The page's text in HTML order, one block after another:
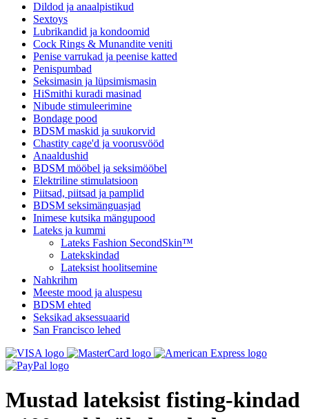
Dildod ja anaalpistikud
Sextoys
Lubrikandid ja kondoomid
Cock Rings & Munandite veniti
Penise varrukad ja peenise katted
Penispumbad
Seksimasin ja lüpsimismasin
HiSmithi kuradi masinad
Nibude stimuleerimine
Bondage pood
BDSM maskid ja suukorvid
Chastity cage'd ja voorusvööd
Anaaldushid
BDSM mööbel ja seksimööbel
Elektriline stimulatsioon
Piitsad, piitsad ja pamplid
BDSM seksimänguasjad
Inimese kutsika mängupood
Lateks ja kummi
Lateks Fashion SecondSkin™
Latekskindad
Lateksist hoolitsemine
Nahkrihm
Meeste mood ja aluspesu
BDSM ehted
Seksikad aksessuaarid
San Francisco lehed
Mustad lateksist fisting-kindad